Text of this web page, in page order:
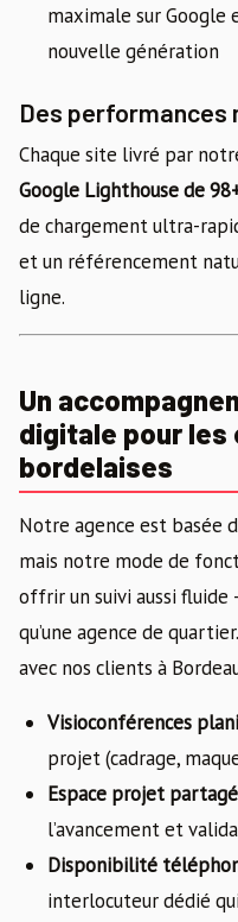
maximale sur Google
nouvelle génération
Des performances
Chaque site livré par
Google Lighthouse de
de chargement ultra-
et un référencement
ligne.
Un
digitale pour
bordelaises
Notre agence est basée
mais notre mode de
offrir un suivi aussi
qu’une agence de
avec nos clients à
Visioconférences
projet (cadrage,
Espace projet partagé
l’avancement et
Disponibilité
interlocuteur dédié